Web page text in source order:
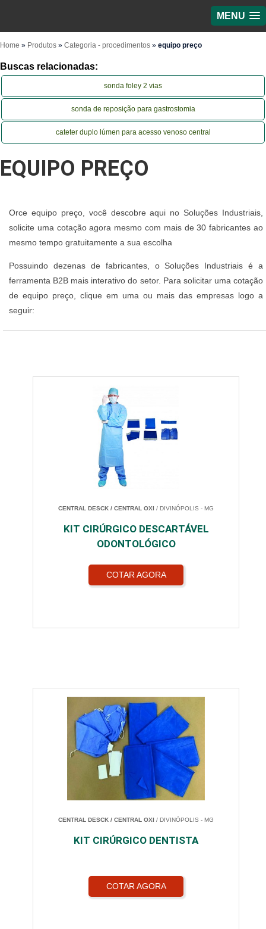
MENU
Home » Produtos » Categoria - procedimentos » equipo preço
Buscas relacionadas:
sonda foley 2 vias
sonda de reposição para gastrostomia
cateter duplo lúmen para acesso venoso central
EQUIPO PREÇO
Orce equipo preço, você descobre aqui no Soluções Industriais,
solicite uma cotação agora mesmo com mais de 30 fabricantes ao
mesmo tempo gratuitamente a sua escolha
Possuindo dezenas de fabricantes, o Soluções Industriais é a
ferramenta B2B mais interativo do setor. Para solicitar uma cotação
de equipo preço, clique em uma ou mais das empresas logo a
seguir:
CENTRAL DESCK / CENTRAL OXI / DIVINÓPOLIS - MG
KIT CIRÚRGICO DESCARTÁVEL
ODONTOLÓGICO
COTAR AGORA
CENTRAL DESCK / CENTRAL OXI / DIVINÓPOLIS - MG
KIT CIRÚRGICO DENTISTA
COTAR AGORA